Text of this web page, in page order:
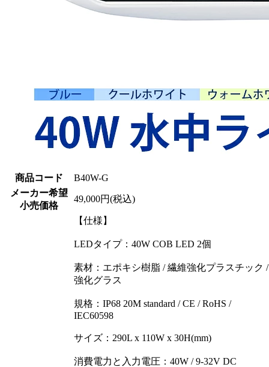
商品コード
B40W-G
メーカー希望
小売価格
49,000円(税込)
【仕様】
LEDタイプ：40W COB LED 2個
素材：エポキシ樹脂 / 繊維強化プラスチック /
強化グラス
規格：IP68 20M standard / CE / RoHS /
IEC60598
サイズ：290L x 110W x 30H(mm)
消費電力と入力電圧：40W / 9-32V DC